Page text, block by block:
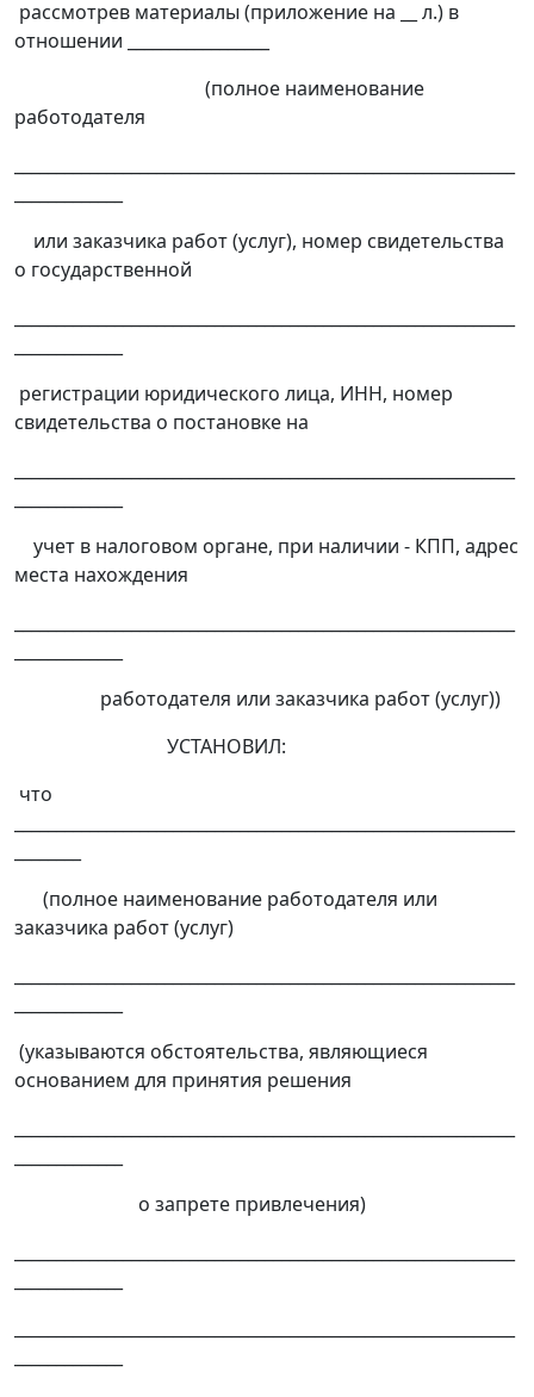
рассмотрев материалы (приложение на __ л.) в
отношении _________________
(полное наименование
работодателя
или заказчика работ (услуг), номер свидетельства
о государственной
регистрации юридического лица, ИНН, номер
свидетельства о постановке на
учет в налоговом органе, при наличии - КПП, адрес
места нахождения
работодателя или заказчика работ (услуг))
УСТАНОВИЛ:
что
(полное наименование работодателя или
заказчика работ (услуг)
(указываются обстоятельства, являющиеся
основанием для принятия решения
о запрете привлечения)